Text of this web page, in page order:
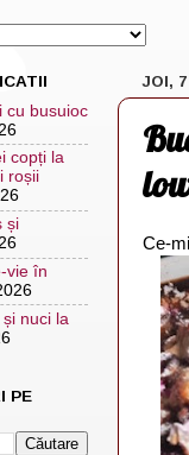
JOI,
Ce-
cu busuioc
copți la
roșii
și
vie în
nuci la
PE